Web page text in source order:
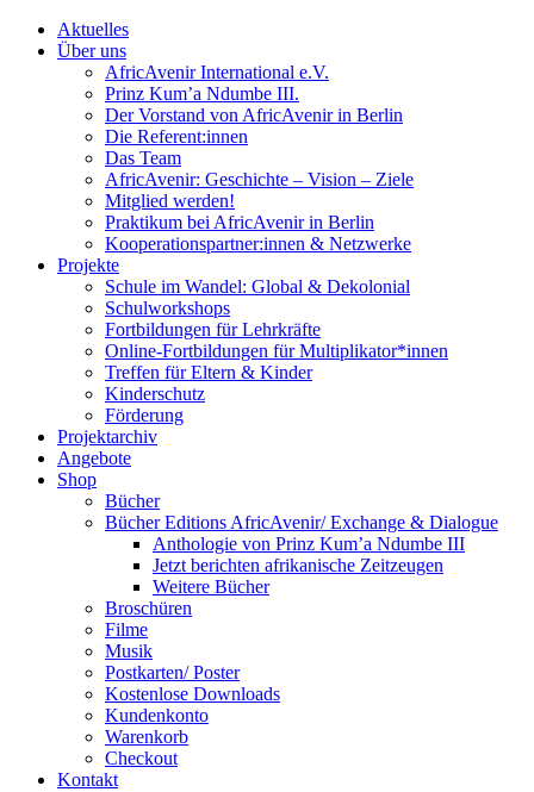
Aktuelles
Über uns
AfricAvenir International e.V.
Prinz Kum’a Ndumbe III.
Der Vorstand von AfricAvenir in Berlin
Die Referent:innen
Das Team
AfricAvenir: Geschichte – Vision – Ziele
Mitglied werden!
Praktikum bei AfricAvenir in Berlin
Kooperationspartner:innen & Netzwerke
Projekte
Schule im Wandel: Global & Dekolonial
Schulworkshops
Fortbildungen für Lehrkräfte
Online-Fortbildungen für Multiplikator*innen
Treffen für Eltern & Kinder
Kinderschutz
Förderung
Projektarchiv
Angebote
Shop
Bücher
Bücher Editions AfricAvenir/ Exchange & Dialogue
Anthologie von Prinz Kum’a Ndumbe III
Jetzt berichten afrikanische Zeitzeugen
Weitere Bücher
Broschüren
Filme
Musik
Postkarten/ Poster
Kostenlose Downloads
Kundenkonto
Warenkorb
Checkout
Kontakt